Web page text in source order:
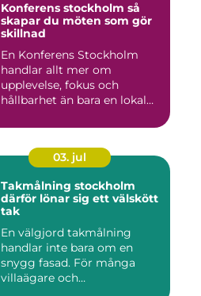
Konferens stockholm så
skapar du möten som gör
skillnad
En Konferens Stockholm
handlar allt mer om
upplevelse, fokus och
hållbarhet än bara en lokal
03. jul
Takmålning stockholm
därför lönar sig ett välskött
tak
En välgjord takmålning
handlar inte bara om en
snygg fasad. För många
villaägare och